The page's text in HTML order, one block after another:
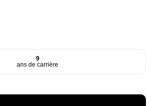
9
ans de carrière